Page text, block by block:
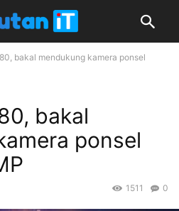
bakal mendukung kamera ponsel
bakal
ponsel
0
1511